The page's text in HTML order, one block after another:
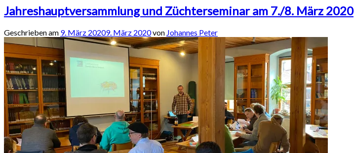
Jahreshauptversammlung und Züchterseminar am 7./8. März 2020
Geschrieben am 9. März 20209. März 2020von Johannes Peter